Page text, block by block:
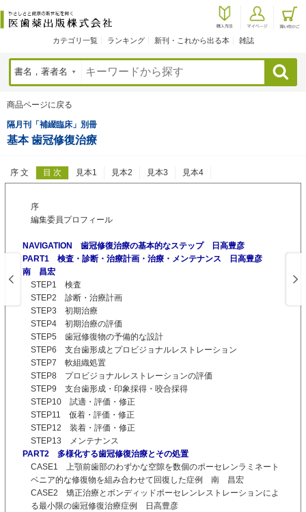
カテゴリ一覧 ランキング 新刊・これから出る本 雑誌
検索
商品ページに戻る
隔月刊「補綴臨床」別冊
基本 歯冠修復治療
序 文 目 次 見本1 見本2 見本3 見本4
序
編集委員プロフィール
NAVIGATION 歯冠修復治療の基本的なステップ 日高豊彦
PART1 検査・診断・治療計画・治療・メンテナンス 日高豊彦
南 昌宏
STEP1 検査
STEP2 診断・治療計画
STEP3 初期治療
STEP4 初期治療の評価
STEP5 歯冠修復物の予備的な設計
STEP6 支台歯形成とプロビジョナルレストレーション
STEP7 軟組織処置
STEP8 プロビジョナルレストレーションの評価
STEP9 支台歯形成・印象採得・咬合採得
STEP10 試適・評価・修正
STEP11 仮着・評価・修正
STEP12 装着・評価・修正
STEP13 メンテナンス
PART2 多様化する歯冠修復治療とその処置
CASE1 上顎前歯部のわずかな空隙を数個のポーセレンラミネート
ベニア的な修復物を組み合わせて回復した症例 南 昌宏
CASE2 矯正治療とボンディッドポーセレンレストレーションによ
る最小限の歯冠修復治療症例 日高豊彦